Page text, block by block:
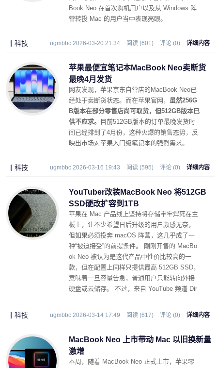
Book Neo 在首次购机用户以及从 Windows 阵
营转投 Mac 的用户当中表现亮眼。
科技 ugmbbc 2026-03-20 21:34 阅读 (601) 评论 (0) 详细内容
苹果最便宜笔记本MacBook Neo卖断货
最晚4月发货
网友发现，苹果京东自营店的MacBook Neo已
经处于卖断货状态。而在苹果官网， 虽然256G
B版本在部分零售店尚可取货，但512GB版本已
供不应求。
目前512GB版本的订单最晚发货时
间已经排到了4月份，这种火爆的销售态势，反
映出市场对苹果入门级笔记本的强烈需求。
科技 ugmbbc 2026-03-16 19:43 阅读 (595) 评论 (0) 详细内容
YouTuber改装MacBook Neo 将512GB
SSD硬改扩容到1TB
苹果在 Mac 产品线上坚持将存储牢牢焊死在主
板上，让不少希望日后升级的用户颇感无奈，
但如果必须投奔 macOS 阵营，这几乎成了一
种“被迫接受”的前提条件。 刚刚开售的 MacBo
ok Neo 被认为是这代产品中性价比较高的一
款，但在配置上同样只提供最高 512GB SSD，
意味着一旦容量告急，普通用户只能转向外接
硬盘或云储存。 不过，来自 YouTube 频道 Dir
亲手完成了目前已知少数几台 1TB SSD 版 Ma
科技 ugmbbc 2026-03-14 17:49 阅读 (617) 评论 (0) 详细内容
MacBook Neo 上市带动 Mac 以旧换新量
激增
本周，随着 MacBook Neo 正式上市，苹果零